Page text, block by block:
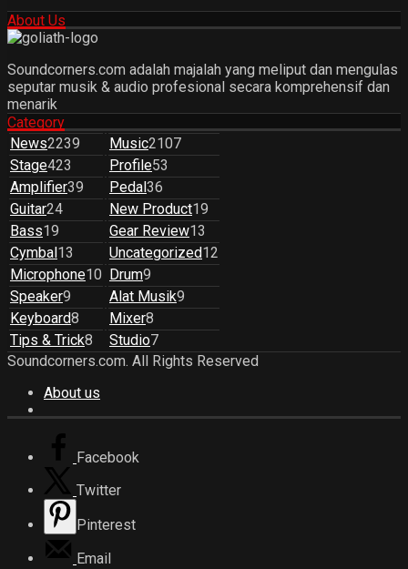
About Us
Soundcorners.com adalah majalah yang meliput dan mengulas
seputar musik & audio profesional secara komprehensif dan
menarik
Category
News2239 Music2107
Stage423 Profile53
Amplifier39 Pedal 36
Guitar24 New Product19
Bass19 Gear Review13
Cymbal 13 Uncategorized12
Microphone10 Drum9
Speaker9 Alat Musik9
Keyboard8 Mixer8
Tips & Trick8 Studio7
Soundcorners.com. All Rights Reserved
About us
Facebook
Twitter
Pinterest
Email